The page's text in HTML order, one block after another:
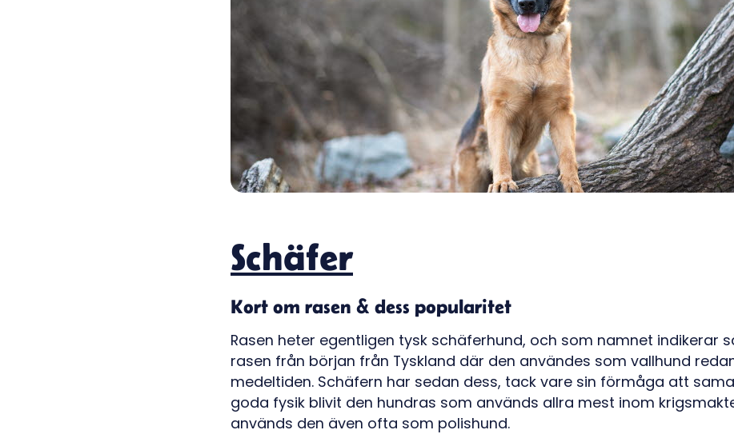
Schäfer
Kort om rasen & dess popularitet
Rasen heter egentligen tysk schäferhund, och som namnet indikerar
rasen från början från Tyskland där den användes som vallhund
medeltiden. Schäfern har sedan dess, tack vare sin förmåga att
goda fysik blivit den hundras som används allra mest inom
används den även ofta som polishund.